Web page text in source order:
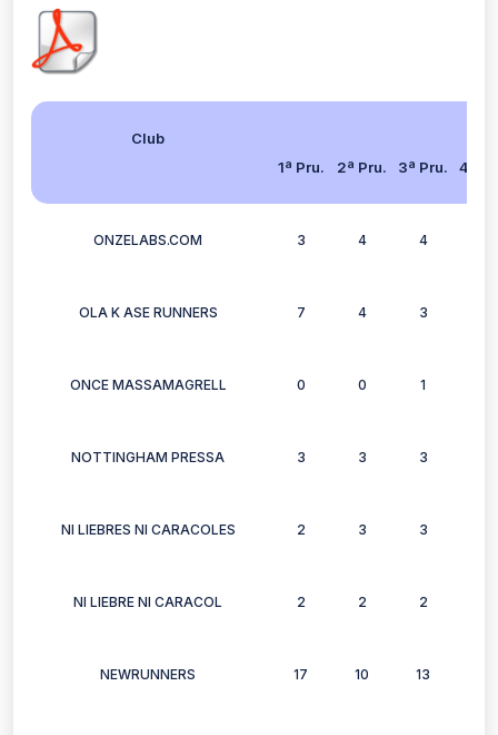
Club
1ª Pru.
2ª Pru. 3ª Pru. 4ª
ONZELABS.COM 3 4 4
OLA K ASE RUNNERS 7 4 3
ONCE MASSAMAGRELL 0 0 1
NOTTINGHAM PRESSA 3 3 3
NI LIEBRES NI CARACOLES 2 3 3
NI LIEBRE NI CARACOL 2 2 2
NEWRUNNERS 17 10 13